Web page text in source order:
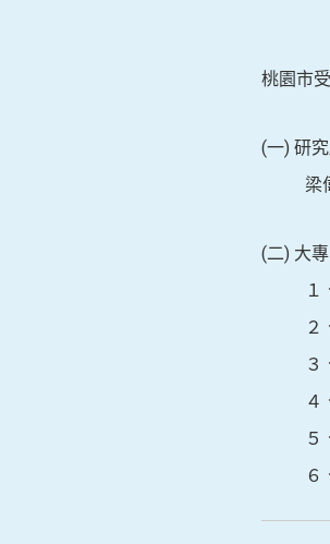
桃園市
(一) 研究
梁
(二) 大
１
２
３
４
５
６